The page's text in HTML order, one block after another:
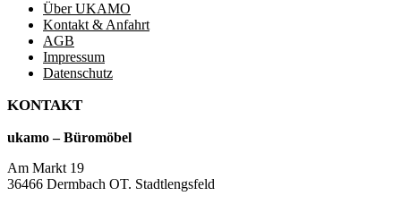
Über UKAMO
Kontakt & Anfahrt
AGB
Impressum
Datenschutz
KONTAKT
ukamo – Büromöbel
Am Markt 19
36466 Dermbach OT. Stadtlengsfeld